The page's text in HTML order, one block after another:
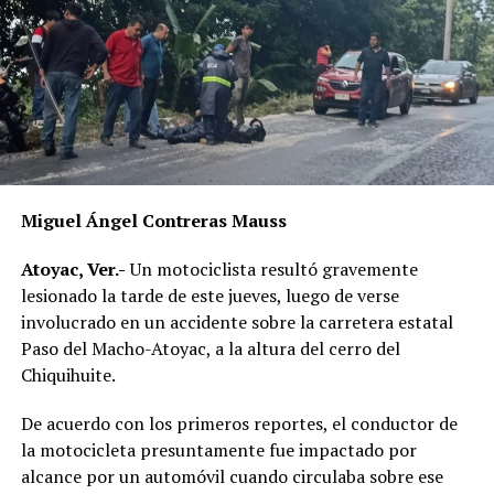
tanto, la investigación sigue en marcha para esclarecer
este doble homicidio que ha generado conmoción en la
región.
RELATED TOPICS:
DESPUÉS
ANTES
Reclaman cuerpo después de cinco días
Miguel Ángel Contreras Mauss
Atoyac, Ver.-Un motociclista resultó gravemente
lesionado la tarde de este jueves, luego de verse
involucrado en un accidente sobre la carretera estatal
Paso del Macho-Atoyac, a la altura del cerro del
Chiquihuite.
De acuerdo con los primeros reportes, el conductor de
la motocicleta presuntamente fue impactado por
alcance por un automóvil cuando circulaba sobre ese